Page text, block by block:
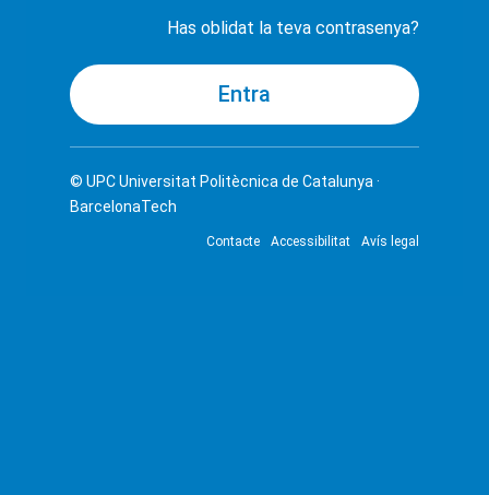
Has oblidat la teva contrasenya?
© UPCUniversitat Politècnica de Catalunya ·
BarcelonaTech
Contacte Accessibilitat Avís legal